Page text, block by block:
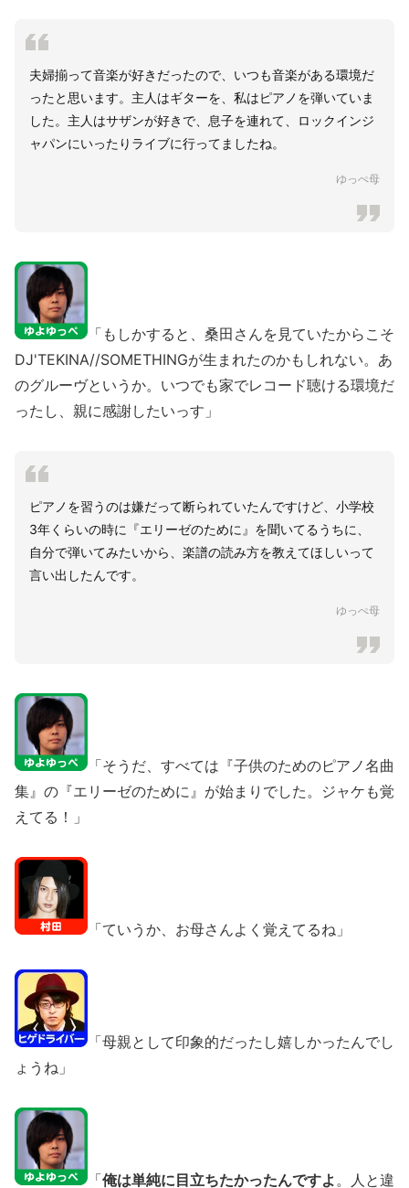
夫婦揃って音楽が好きだったので、いつも音楽がある環境だ
ったと思います。主人はギターを、私はピアノを弾いていま
した。主人はサザンが好きで、息子を連れて、ロックインジ
ャパンにいったりライブに行ってましたね。
ゆっぺ母
「もしかすると、桑田さんを見ていたからこそ
DJ'TEKINA//SOMETHINGが生まれたのかもしれない。あ
のグルーヴというか。いつでも家でレコード聴ける環境だ
ったし、親に感謝したいっす」
ピアノを習うのは嫌だって断られていたんですけど、小学校
3年くらいの時に『エリーゼのために』を聞いてるうちに、
自分で弾いてみたいから、楽譜の読み方を教えてほしいって
言い出したんです。
ゆっぺ母
「そうだ、すべては『子供のためのピアノ名曲
集』の『エリーゼのために』が始まりでした。ジャケも覚
えてる！」
「ていうか、お母さんよく覚えてるね」
「母親として印象的だったし嬉しかったんでし
ょうね」
「俺は単純に目立ちたかったんですよ。人と違